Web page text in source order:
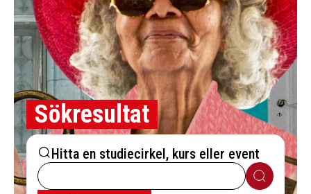
Sökresultat
Hitta en studiecirkel, kurs eller event
Sök